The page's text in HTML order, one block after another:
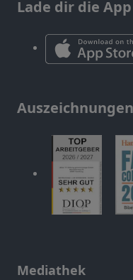
Lade dir die
Auszeichnungen
Mediathek